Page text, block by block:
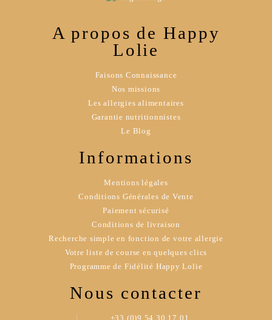
A propos de Happy
Lolie
Faisons Connaissance
Nos missions
Les allergies alimentaires
Garantie nutritionnistes
Le Blog
Informations
Mentions légales
Conditions Générales de Vente
Paiement sécurisé
Conditions de livraison
Recherche simple en fonction de votre allergie
Votre liste de course en quelques clics
Programme de Fidélité Happy Lolie
Nous contacter
+33 (0)9 54 30 17 01